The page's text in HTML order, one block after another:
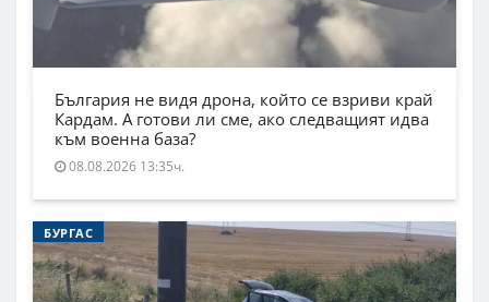
България не видя дрона, който се взриви край
Кардам. А готови ли сме, ако следващият идва
към военна база?
08.08.2026 13:35ч.
БУРГАС